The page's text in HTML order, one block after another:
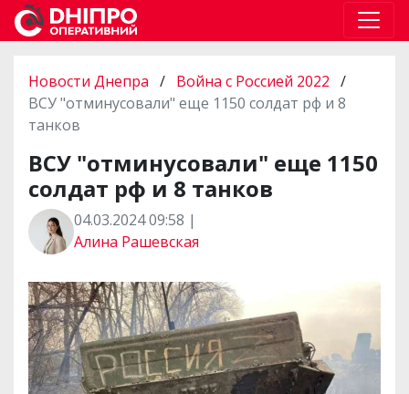
Новости Днепра / Война с Россией 2022 /
ВСУ "отминусовали" еще 1150 солдат рф и 8
танков
ВСУ "отминусовали" еще 1150
солдат рф и 8 танков
04.03.2024 09:58 |
Алина Рашевская